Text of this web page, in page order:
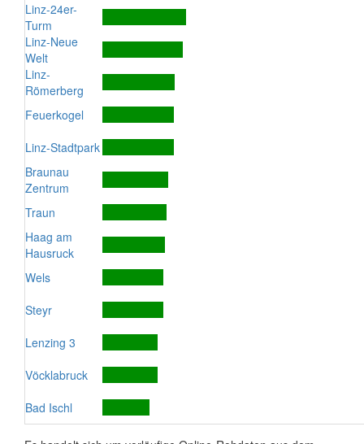
Linz-24er-
Turm
Linz-Neue
Welt
Linz-
Römerberg
Feuerkogel
Linz-Stadtpark
Braunau
Zentrum
Traun
Haag am
Hausruck
Wels
Steyr
Lenzing 3
Vöcklabruck
Bad Ischl